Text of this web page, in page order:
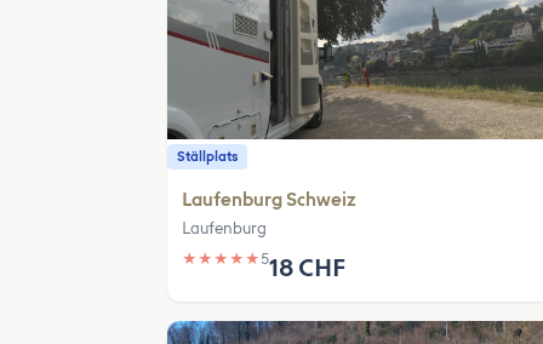
Ställplats
Laufenburg Schweiz
Laufenburg
★ ★ ★ ★ ★518 CHF